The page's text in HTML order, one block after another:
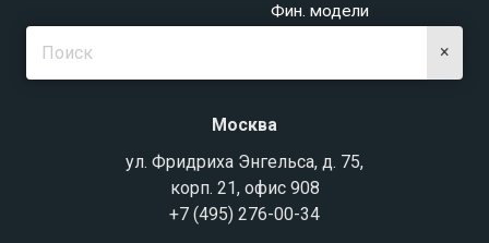
Фин. модели
×
Москва
ул. Фридриха Энгельса, д. 75,
корп. 21, офис 908
+7 (495) 276-00-34